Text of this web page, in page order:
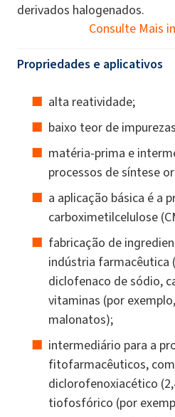
derivados halogenados.
Consulte Mais
Propriedades e aplicativos
alta reatividade;
baixo teor de
matéria-prima e
processos de síntese
a aplicação básica é a
carboximetilcelulose
fabricação de
indústria farmacêutica
diclofenaco de sódio,
vitaminas (por
malonatos);
intermediário para a
fitofarmacêuticos,
diclorofenoxiacético
tiofosfórico (por